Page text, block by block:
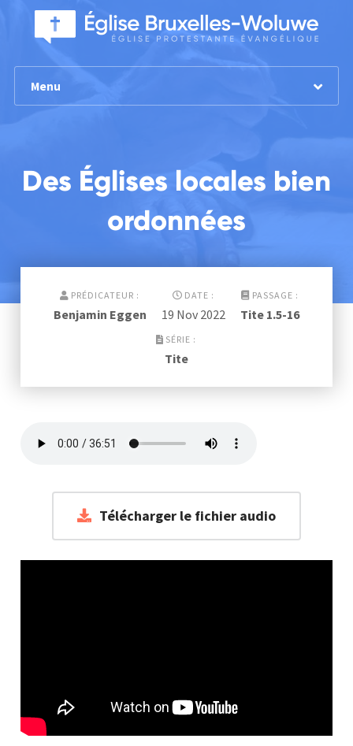
Menu
Des Églises locales bien
ordonnées
PRÉDICATEUR :
Benjamin Eggen
DATE :
19 Nov 2022
PASSAGE :
Tite 1.5-16
SÉRIE :
Tite
Télécharger le fichier audio